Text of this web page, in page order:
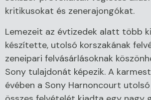
kritikusokat és zenerajongókat.
Lemezeit az évtizedek alatt több
készítette, utolsó korszakának
zeneipari felvásárlásoknak
Sony tulajdonát képezik. A
évében a Sony Harnoncourt